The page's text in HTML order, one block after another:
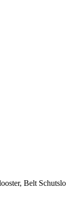
Belt